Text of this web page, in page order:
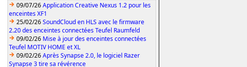
09/07/26Application Creative Nexus 1.2 pour les
enceintes XF1
25/02/26SoundCloud en HLS avec le firmware
2.20 des enceintes connectées Teufel Raumfeld
09/02/26 Mise à jour des enceintes connectées
Teufel MOTIV HOME et XL
09/02/26Après Synapse 2.0, le logiciel Razer
Synapse 3 tire sa révérence